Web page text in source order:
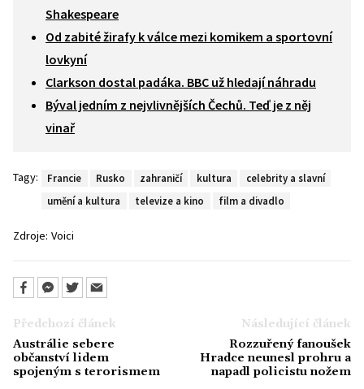
Shakespeare
Od zabité žirafy k válce mezi komikem a sportovní
lovkyní
Clarkson dostal padáka. BBC už hledají náhradu
Býval jedním z nejvlivnějších Čechů. Teď je z něj
vinař
Tagy: Francie Rusko zahraničí kultura
celebrity a slavní
umění a kultura
televize a kino film a divadlo
Zdroje: Voici
Předchozí článek
Austrálie sebere
občanství lidem
spojeným s terorismem
Následující článek
Rozzuřený fanoušek
Hradce neunesl prohru a
napadl policistu nožem